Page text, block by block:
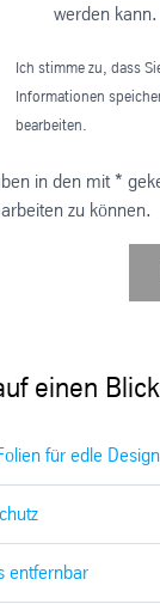
werden kann.
Ich stimme zu, dass
Informationen
bearbeiten.
in den mit *
zu können.
einen
für edle
entfernbar